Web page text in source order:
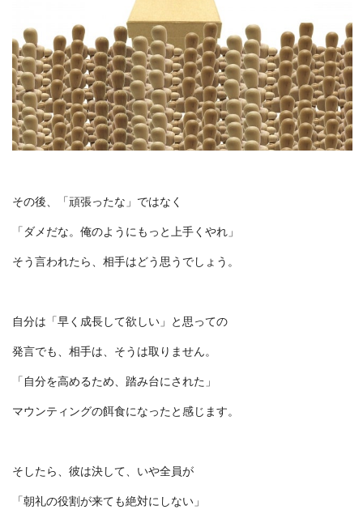
その後、「頑張ったな」ではなく
「ダメだな。俺のようにもっと上手くやれ」
そう言われたら、相手はどう思うでしょう。
自分は「早く成長して欲しい」と思っての
発言でも、相手は、そうは取りません。
「自分を高めるため、踏み台にされた」
マウンティングの餌食になったと感じます。
そしたら、彼は決して、いや全員が
「朝礼の役割が来ても絶対にしない」